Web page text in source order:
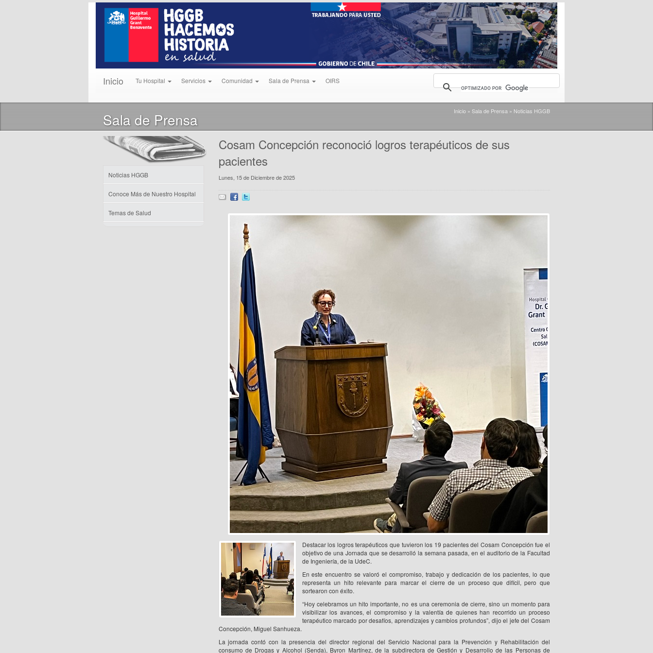
Inicio Tu Hospital Servicios Comunidad Sala de Prensa OIRS
Sala de Prensa Inicio» Sala de Prensa» Noticias HGGB
Noticias HGGB
Conoce Más de Nuestro Hospital
Temas de Salud
Cosam Concepción reconoció logros terapéuticos de sus
pacientes
Lunes, 15 de Diciembre de 2025
Destacar los logros terapéuticos que tuvieron los 19 pacientes del Cosam Concepción fue el
objetivo de una Jornada que se desarrolló la semana pasada, en el auditorio de la Facultad
de Ingeniería, de la UdeC.
En este encuentro se valoró el compromiso, trabajo y dedicación de los pacientes, lo que
representa un hito relevante para marcar el cierre de un proceso que difícil, pero que
sortearon con éxito.
“Hoy celebramos un hito importante, no es una ceremonia de cierre, sino un momento para
visibilizar los avances, el compromiso y la valentía de quienes han recorrido un proceso
terapéutico marcado por desafíos, aprendizajes y cambios profundos”, dijo el jefe del Cosam
Concepción, Miguel Sanhueza.
La jornada contó con la presencia del director regional del Servicio Nacional para la Prevención y Rehabilitación del
consumo de Drogas y Alcohol (Senda), Byron Martínez, de la subdirectora de Gestión y Desarrollo de las Personas de